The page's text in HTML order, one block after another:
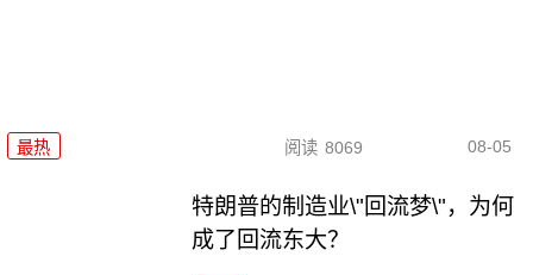
最热 阅读 8069 08-05
特朗普的制造业\"回流梦\"，为何
成了回流东大？